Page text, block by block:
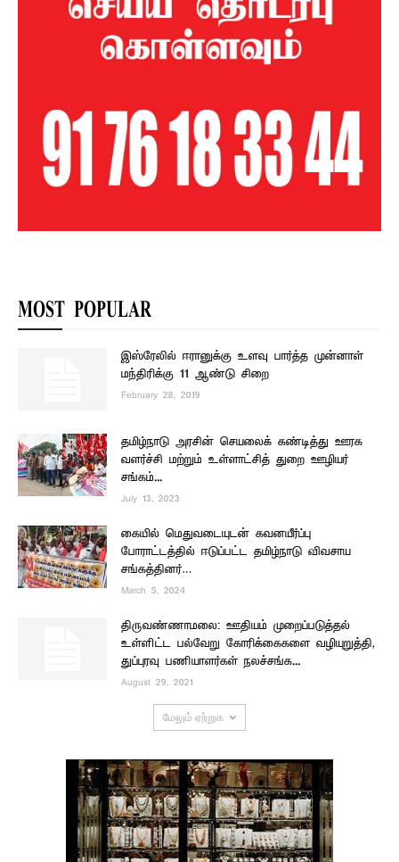
MOST POPULAR
இஸ்ரேலில் ஈரானுக்கு உளவு பார்த்த முன்னாள்
மந்திரிக்கு 11 ஆண்டு சிறை
February 28, 2019
தமிழ்நாடு அரசின் செயலைக் கண்டித்து ஊரக
வளர்ச்சி மற்றும் உள்ளாட்சித் துறை ஊழியர்
சங்கம்...
July 13, 2023
கையில் மெதுவடையுடன் கவனயீர்ப்பு
போராட்டத்தில் ஈடுப்பட்ட தமிழ்நாடு விவசாய
சங்கத்தினர்…
March 5, 2024
திருவண்ணாமலை: ஊதியம் முறைப்படுத்தல்
உள்ளிட்ட பல்வேறு கோரிக்கைகளை வழியுறுத்தி,
துப்புரவு பணியாளர்கள் நலச்சங்க...
August 29, 2021
மேலும் ஏற்றுக